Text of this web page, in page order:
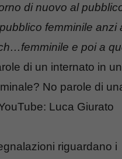
di nuovo al
femminile anzi
e poi a
di un internato in un
No parole di
Luca Giurato
riguardano i